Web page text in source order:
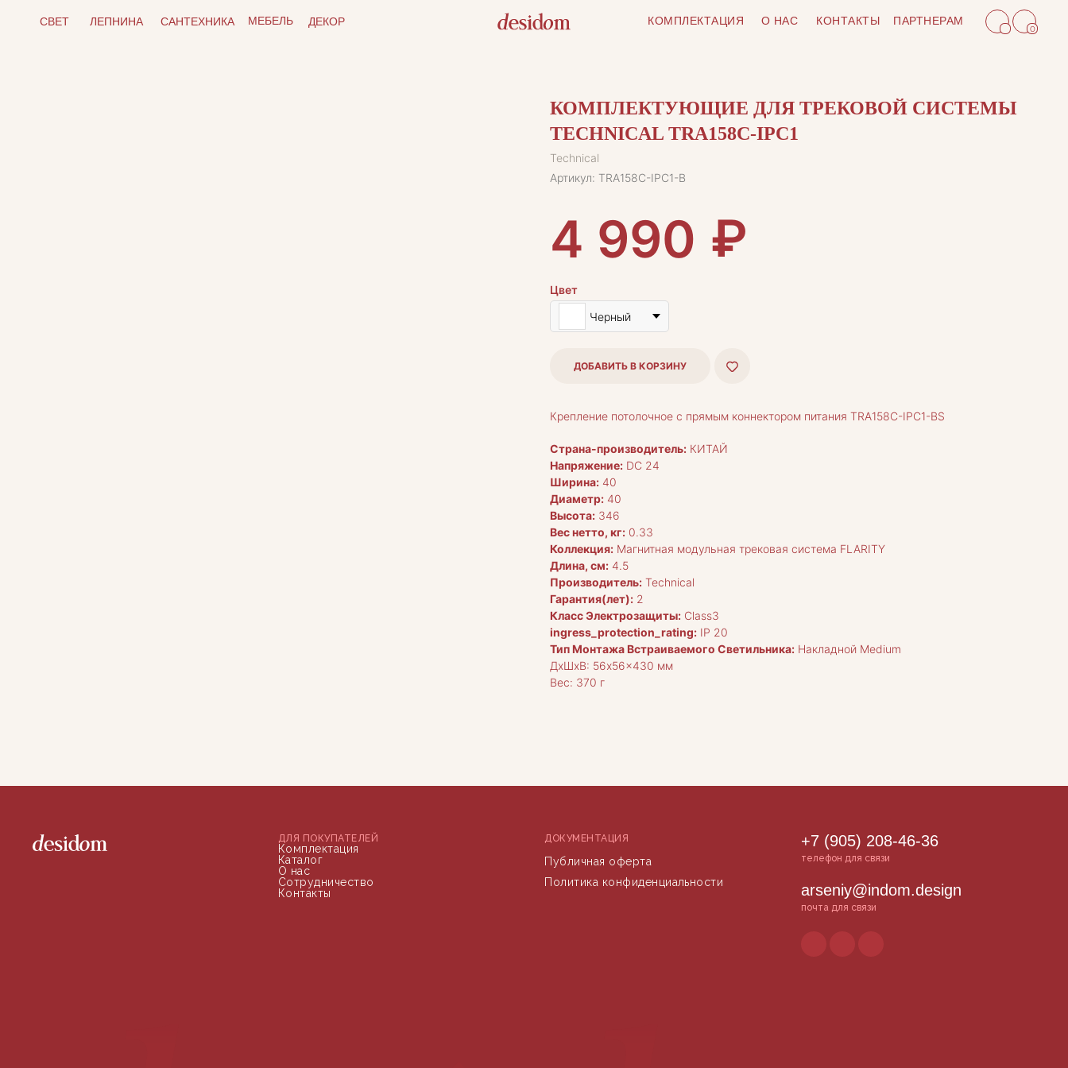
КОМПЛЕКТАЦИЯ О НАС КОНТАКТЫ ПАРТНЕРАМ
0
САНТЕХНИКА
ЛЕПНИНА ДЕКОР
СВЕТ МЕБЕЛЬ
КОМПЛЕКТУЮЩИЕ ДЛЯ ТРЕКОВОЙ СИСТЕМЫ
TECHNICAL TRA158C-IPC1
Technical
Артикул: TRA158C-IPC1-B
4 990 ₽
Цвет
Черный
ДОБАВИТЬ В КОРЗИНУ
Крепление потолочное с прямым коннектором питания TRA158С-IPC1-BS
Страна-производитель: КИТАЙ
Напряжение: DC 24
Ширина: 40
Диаметр: 40
Высота: 346
Вес нетто, кг: 0.33
Коллекция: Магнитная модульная трековая система FLARITY
Длина, см: 4.5
Производитель: Technical
Гарантия(лет): 2
Класс Электрозащиты: Class3
ingress_protection_rating: IP 20
Тип Монтажа Встраиваемого Светильника: Накладной Medium
ДxШxВ: 56x56x430 мм
Вес: 370 г
ДОКУМЕНТАЦИЯ
Публичная оферта
Политика конфиденциальности
ДЛЯ ПОКУПАТЕЛЕЙ
Комплектация
Каталог
О нас
Сотрудничество
Контакты
+7 (905) 208-46-36
телефон для связи
arseniy@indom.design
почта для связи